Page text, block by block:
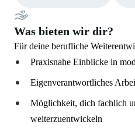
Was bieten wir dir?
Für deine berufliche
Praxisnahe Einblicke in
Eigenverantwortliches
Möglichkeit, dich fachlich
weiterzuentwickeln